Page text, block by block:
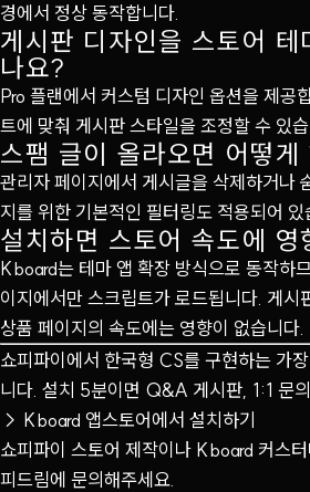
경에서 정상 동작합니다.
게시판 디자인을 스토어 테
나요?
Pro 플랜에서 커스텀 디자인 옵션을 제공
트에 맞춰 게시판 스타일을 조정할 수 있습
스팸 글이 올라오면 어떻게
관리자 페이지에서 게시글을 삭제하거나
지를 위한 기본적인 필터링도 적용되어 있
설치하면 스토어 속도에 영
Kboard는 테마 앱 확장 방식으로 동작하
이지에서만 스크립트가 로드됩니다. 게시
상품 페이지의 속도에는 영향이 없습니다.
쇼피파이에서 한국형 CS를 구현하는 가
니다. 설치 5분이면 Q&A 게시판, 1:1 문
→ Kboard 앱스토어에서 설치하기
쇼피파이 스토어 제작이나 Kboard 커스
피드림에 문의해주세요.